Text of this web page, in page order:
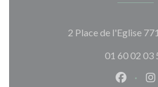
2 Place de l'Eglise
01 60 02 03